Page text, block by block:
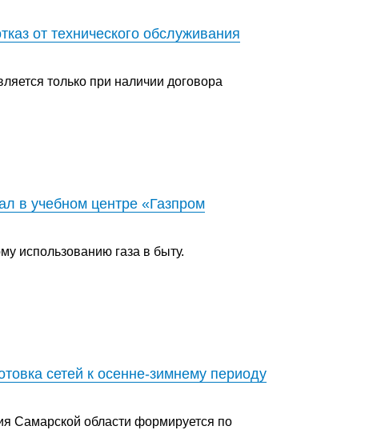
от технического обслуживания
только при наличии договора
в учебном центре «Газпром
использованию газа в быту.
сетей к осенне-зимнему периоду
Самарской области формируется по